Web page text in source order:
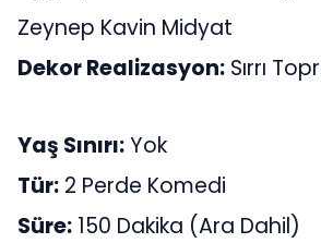
Zeynep Kavin Midyat
Dekor Realizasyon: Sırrı
Yaş Sınırı:Yok
Tür: 2 Perde Komedi
Süre: 150 Dakika (Ara Dahil)